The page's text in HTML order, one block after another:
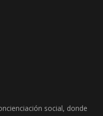
social, donde